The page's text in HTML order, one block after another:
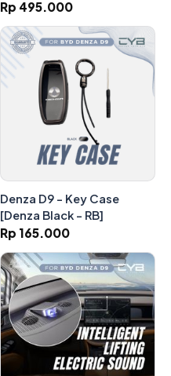
Rp 495.000
Denza D9 - Key Case
[Denza Black - RB]
Rp 165.000